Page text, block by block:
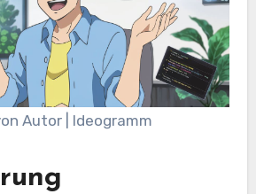
Autor | Ideogramm